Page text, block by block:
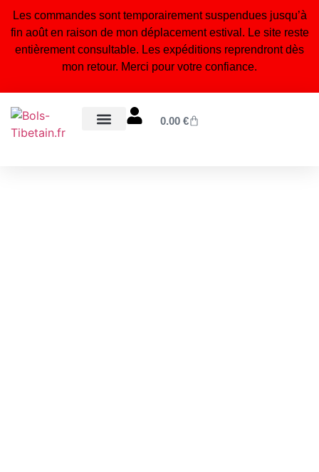
Les commandes sont temporairement suspendues jusqu’à
fin août en raison de mon déplacement estival. Le site reste
entièrement consultable. Les expéditions reprendront dès
mon retour. Merci pour votre confiance.
0.00 €